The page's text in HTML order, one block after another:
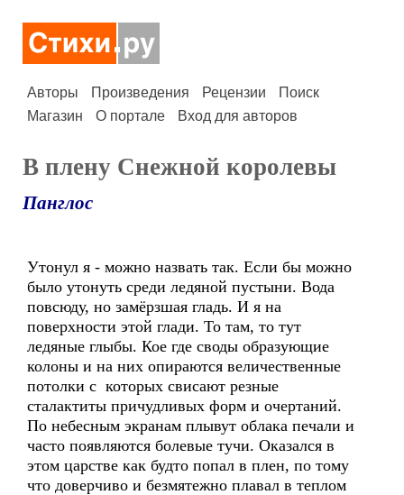
Авторы Произведения Рецензии
Поиск
Магазин
О портале Вход для авторов
В плену Снежной королевы
Панглос
Утонул я - можно назвать так. Если бы можно
было утонуть среди ледяной пустыни. Вода
повсюду, но замёрзшая гладь. И я на
поверхности этой глади. То там, то тут
ледяные глыбы. Кое где своды образующие
колоны и на них опираются величественные
потолки с которых свисают резные
сталактиты причудливых форм и очертаний.
По небесным экранам плывут облака печали и
часто появляются болевые тучи. Оказался в
этом царстве как будто попал в плен, по тому
что доверчиво и безмятежно плавал в теплом